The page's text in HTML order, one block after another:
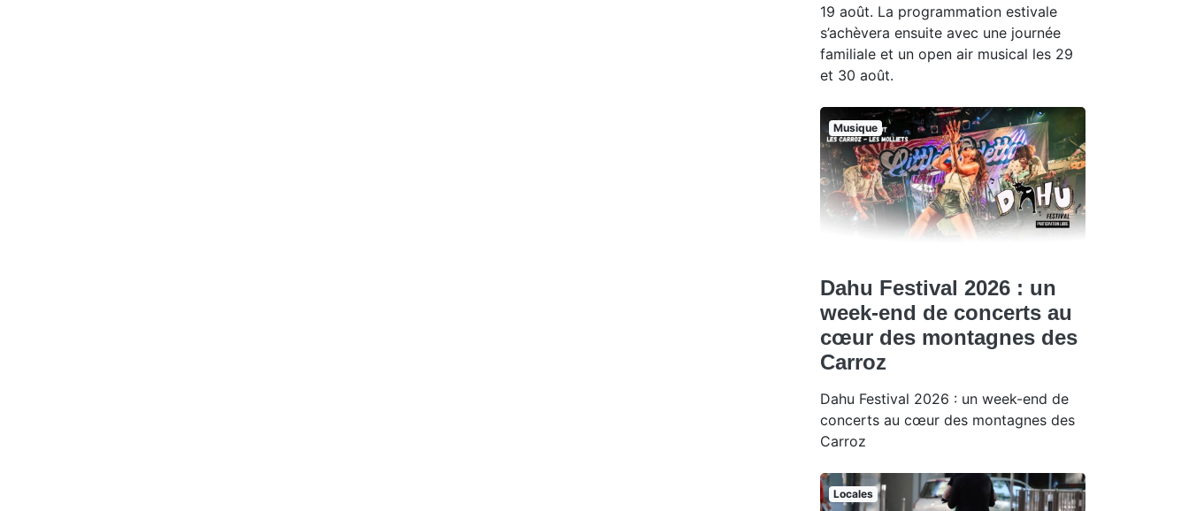
19 août. La programmation estivale
s’achèvera ensuite avec une journée
familiale et un open air musical les 29
et 30 août.
Musique
Dahu Festival 2026 : un
week-end de concerts au
cœur des montagnes des
Carroz
Dahu Festival 2026 : un week-end de
concerts au cœur des montagnes des
Carroz
Locales